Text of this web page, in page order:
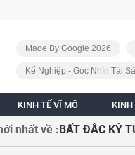
Made By Google 2026
Kế Nghiệp - Góc Nhìn Tài
KINH TẾ VĨ MÔ
nhất về :BẤT ĐẮC KỲ